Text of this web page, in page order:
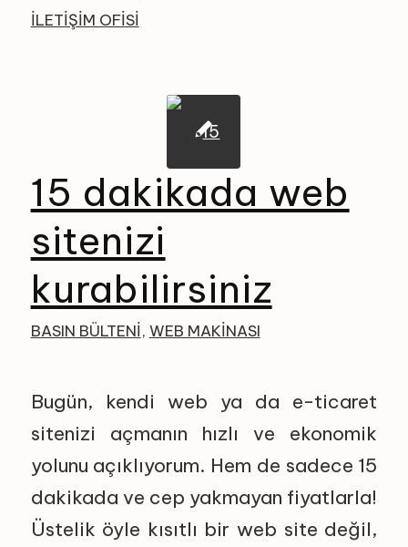
İLETIŞIM OFISI
15 dakikada web
sitenizi
kurabilirsiniz
BASIN BÜLTENI, WEB MAKINASI
Bugün, kendi web ya da e-ticaret
sitenizi açmanın hızlı ve ekonomik
yolunu açıklıyorum. Hem de sadece 15
dakikada ve cep yakmayan fiyatlarla!
Üstelik öyle kısıtlı bir web site değil,